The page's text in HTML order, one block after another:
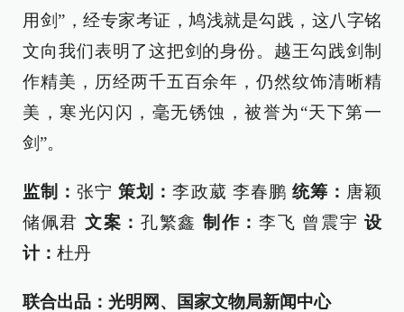
用剑”，经专家考证，鸠浅就是勾践，这八字铭
文向我们表明了这把剑的身份。越王勾践剑制
作精美，历经两千五百余年，仍然纹饰清晰精
美，寒光闪闪，毫无锈蚀，被誉为“天下第一
剑”。
监制：张宁策划：李政葳 李春鹏 统筹： 唐颖
储佩君 文案：孔繁鑫 制作：李飞 曾震宇设
计： 杜丹
联合出品：光明网、国家文物局新闻中心